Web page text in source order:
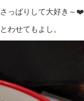
っぱりして大好き～❤️
わせてもよし。